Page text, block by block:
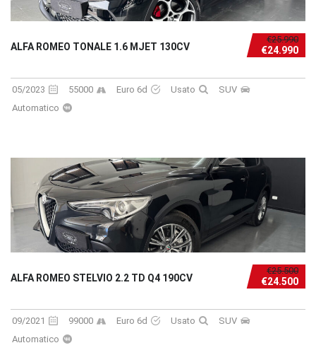
€25.990
€24.990
ALFA ROMEO TONALE 1.6 MJET 130CV
05/2023 55000 Euro 6d Usato
SUV
Automatico
€25.500
€24.500
ALFA ROMEO STELVIO 2.2 TD Q4 190CV
09/2021 99000 Euro 6d Usato
SUV
Automatico